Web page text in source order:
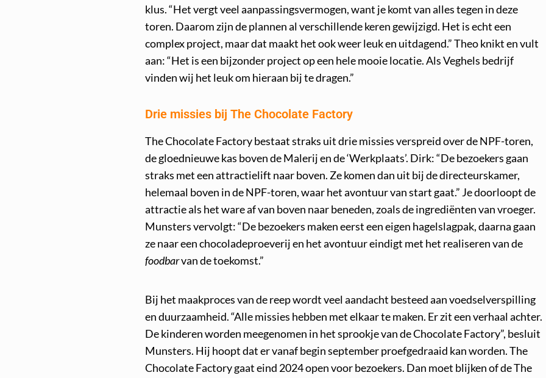
klus. “Het vergt veel aanpassingsvermogen, want je komt van alles tegen in deze
toren. Daarom zijn de plannen al verschillende keren gewijzigd. Het is echt een
complex project, maar dat maakt het ook weer leuk en uitdagend.” Theo knikt en vult
aan: “Het is een bijzonder project op een hele mooie locatie. Als Veghels bedrijf
vinden wij het leuk om hieraan bij te dragen.”
Drie missies bij The Chocolate Factory
The Chocolate Factory bestaat straks uit drie missies verspreid over de NPF-toren,
de gloednieuwe kas boven de Malerij en de ‘Werkplaats’. Dirk: “De bezoekers gaan
straks met een attractielift naar boven. Ze komen dan uit bij de directeurskamer,
helemaal boven in de NPF-toren, waar het avontuur van start gaat.” Je doorloopt de
attractie als het ware af van boven naar beneden, zoals de ingrediënten van vroeger.
Munsters vervolgt: “De bezoekers maken eerst een eigen hagelslagpak, daarna gaan
ze naar een chocoladeproeverij en het avontuur eindigt met het realiseren van de
foodbarvan de toekomst.”
Bij het maakproces van de reep wordt veel aandacht besteed aan voedselverspilling
en duurzaamheid. “Alle missies hebben met elkaar te maken. Er zit een verhaal achter.
De kinderen worden meegenomen in het sprookje van de Chocolate Factory”, besluit
Munsters. Hij hoopt dat er vanaf begin september proefgedraaid kan worden. The
Chocolate Factory gaat eind 2024 open voor bezoekers. Dan moet blijken of de The